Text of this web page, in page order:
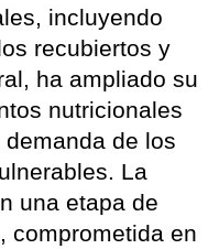
incluyendo
recubiertos y
ha ampliado su
nutricionales
de los
La
una etapa de
comprometida en